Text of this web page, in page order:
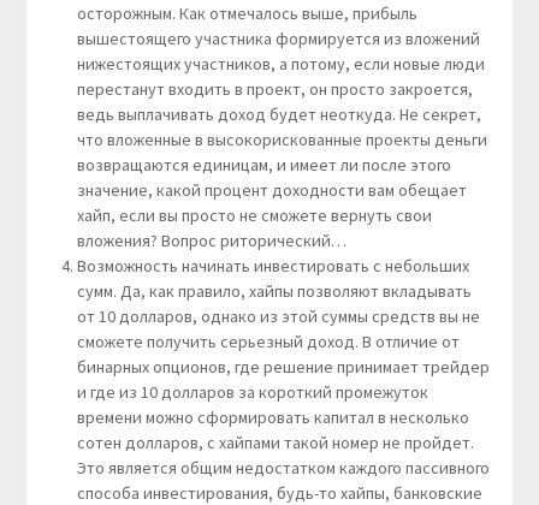
осторожным. Как отмечалось выше, прибыль
вышестоящего участника формируется из вложений
нижестоящих участников, а потому, если новые люди
перестанут входить в проект, он просто закроется,
ведь выплачивать доход будет неоткуда. Не секрет,
что вложенные в высокорискованные проекты деньги
возвращаются единицам, и имеет ли после этого
значение, какой процент доходности вам обещает
хайп, если вы просто не сможете вернуть свои
вложения? Вопрос риторический…
Возможность начинать инвестировать с небольших
сумм. Да, как правило, хайпы позволяют вкладывать
от 10 долларов, однако из этой суммы средств вы не
сможете получить серьезный доход. В отличие от
бинарных опционов, где решение принимает трейдер
и где из 10 долларов за короткий промежуток
времени можно сформировать капитал в несколько
сотен долларов, с хайпами такой номер не пройдет.
Это является общим недостатком каждого пассивного
способа инвестирования, будь-то хайпы, банковские